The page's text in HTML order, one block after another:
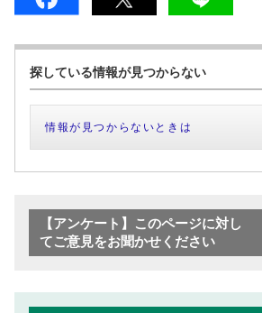
探している情報が見つからない
情報が見つからないときは
【アンケート】このページに対し
てご意見をお聞かせください